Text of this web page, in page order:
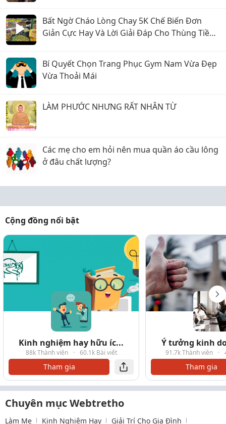
Bất Ngờ Cháo Lòng Chay 5K Chế Biến Đơn
Giản Cực Hay Và Lời Giải Đáp Cho Thùng Tiền
Bí Quyết Chọn Trang Phục Gym Nam Vừa Đẹp
Vừa Thoải Mái
LÀM PHƯỚC NHƯNG RẤT NHÂN TỪ
Các mẹ cho em hỏi nên mua quần áo cầu lông
ở đâu chất lượng?
Cộng đồng nổi bật
Kinh nghiệm hay hữu íc...
88k Thành viên · 60.1k Bài viết
Tham gia
Ý tưởng kinh
91.7k Thành viên ·
Tham gia
Chuyên mục Webtretho
Làm Mẹ Kinh Nghiệm Hay Giải Trí Cho Gia Đình